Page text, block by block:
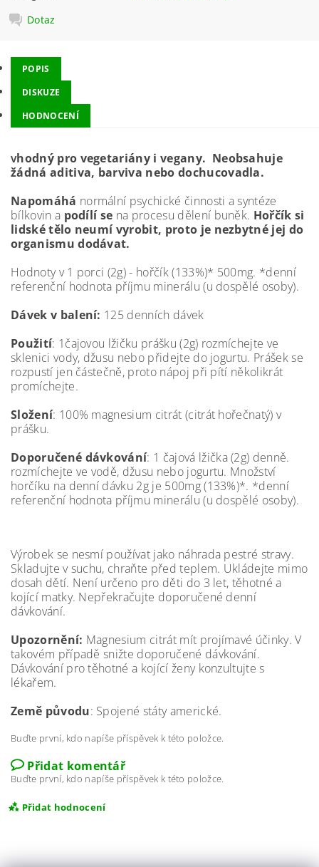
Dotaz
POPIS
DISKUZE
HODNOCENÍ
Vhodný pro vegetariány i vegany. Neobsahuje
žádná aditiva, barviva nebo dochucovadla.
Napomáhá normální psychické činnosti a syntéze
bílkovin a podílí se na procesu dělení buněk. Hořčík si
lidské tělo neumí vyrobit, proto je nezbytné jej do
organismu dodávat.
Hodnoty v 1 porci (2g) - hořčík (133%)* 500mg. *denní
referenční hodnota příjmu minerálu (u dospělé osoby).
Dávek v balení: 125 denních dávek
Použití: 1čajovou lžičku prášku (2g) rozmíchejte ve
sklenici vody, džusu nebo přidejte do jogurtu. Prášek se
rozpustí jen částečně, proto nápoj při pítí několikrát
promíchejte.
Složení: 100% magnesium citrát (citrát hořečnatý) v
prášku.
Doporučené dávkování: 1 čajová lžička (2g) denně.
rozmíchejte ve vodě, džusu nebo jogurtu. Množství
horčíku na denní dávku 2g je 500mg (133%)*. *denní
referenční hodnota příjmu minerálu (u dospělé osoby).
Výrobek se nesmí používat jako náhrada pestré stravy.
Skladujte v suchu, chraňte před teplem. Ukládejte mimo
dosah dětí. Není určeno pro děti do 3 let, těhotné a
kojící matky. Nepřekračujte doporučené denní
dávkování.
Upozornění: Magnesium citrát mít projímavé účinky. V
takovém případě snižte doporučené dávkování.
Dávkování pro těhotné a kojící ženy konzultujte s
lékařem.
Země původu: Spojené státy americké.
Buďte první, kdo napíše příspěvek k této položce.
Přidat komentář
Buďte první, kdo napíše příspěvek k této položce.
Přidat hodnocení